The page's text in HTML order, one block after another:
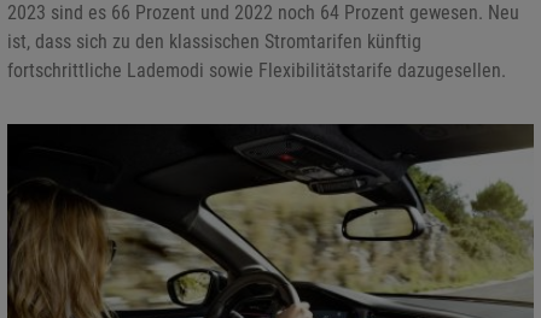
2023 sind es 66 Prozent und 2022 noch 64 Prozent gewesen. Neu
ist, dass sich zu den klassischen Stromtarifen künftig
fortschrittliche Lademodi sowie Flexibilitätstarife dazugesellen.